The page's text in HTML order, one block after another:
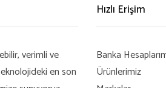
verimli ve
en son
Hızlı Erişim
Banka
Ürünlerimiz